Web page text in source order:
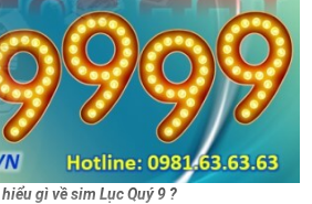
gì về sim Lục Quý 9 ?